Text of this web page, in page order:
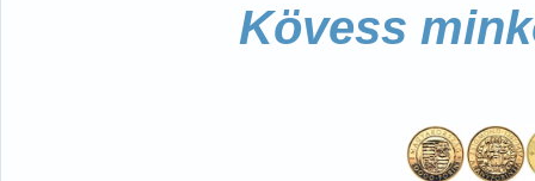
Kövess